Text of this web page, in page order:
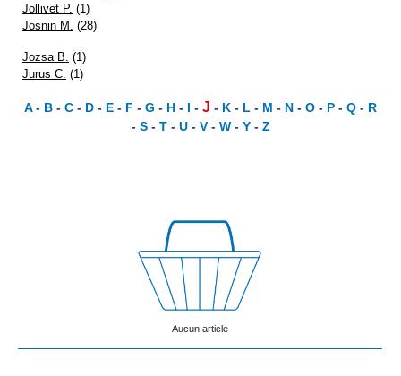
Jollivet P. (1)
Josnin M.
(28)
Jozsa B. (1)
Jurus C. (1)
A- B - C - D - E - F - G - H - I - J - K - L - M - N - O - P - Q - R
- S- T- U- V- W- Y- Z
Aucun article